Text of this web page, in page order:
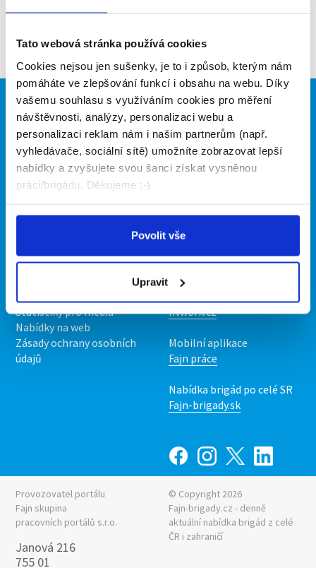
Tato webová stránka používá cookies
Cookies nejsou jen sušenky, je to i způsob, kterým nám
pomáháte ve zlepšování funkcí i obsahu na webu. Díky
vašemu souhlasu s využíváním cookies pro měření
návštěvnosti, analýzy, personalizaci webu a
personalizaci reklam nám i našim partnerům (např.
vyhledávače, sociální sítě) umožníte zobrazovat lepší
nabídky a zvyšujete svou šanci získat vysněnou
práci/brigádu. Děkujeme :-)
Povolit vše
Upravit
Brigádníci
Články
Hledané brigády
Firmy
Vložit inzerát
Ceník
Propagace
O portálu
O nás
Statistiky pro média
Nabídky na web
Zásady ochrany osobních
údajů
Naše další projekty
Fajn brigády
INwork.cz
Mobilní aplikace
Fajn práce
Nabídka brigád po celé SR
Fajn-brigady.sk
Provozovatel portálu
Fajn skupina
pracovních portálů s.r.o.
Janová 216
755 01
© Copyright 2026
Fajn-brigady.cz - denně
aktuální nabídka brigád z celé
ČR i zahraničí